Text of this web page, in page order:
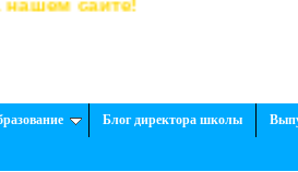
сайте!
Блог директора школы